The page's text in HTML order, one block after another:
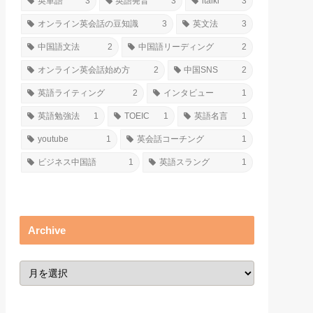
オンライン英会話の豆知識 3 英文法 3
中国語文法 2 中国語リーディング 2
オンライン英会話始め方 2 中国SNS 2
英語ライティング 2 インタビュー 1
英語勉強法 1 TOEIC 1 英語名言 1
youtube 1 英会話コーチング 1
ビジネス中国語 1 英語スラング 1
Archive